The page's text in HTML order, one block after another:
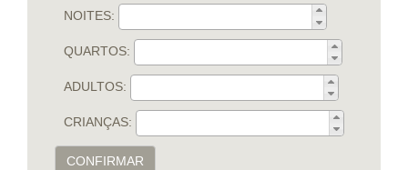
NOITES:
QUARTOS:
ADULTOS:
CRIANÇAS:
CONFIRMAR